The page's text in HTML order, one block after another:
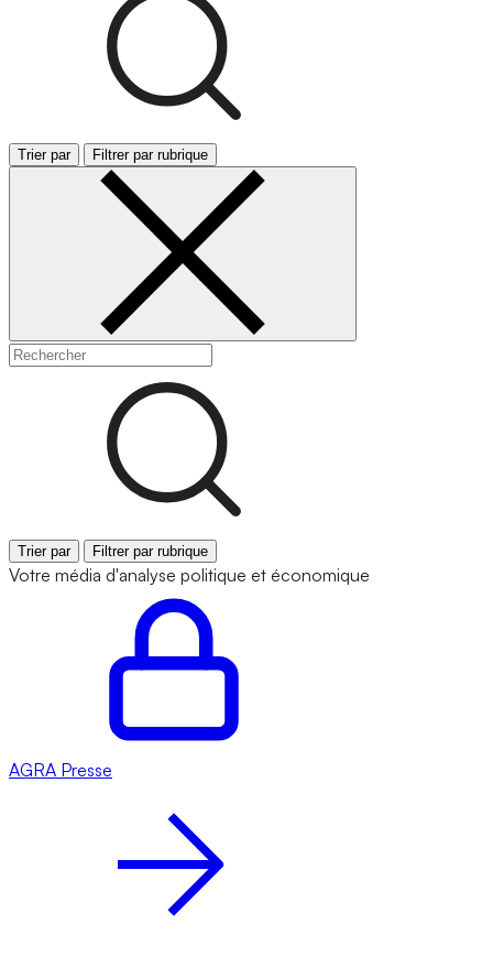
Trier par Filtrer par rubrique
Trier par Filtrer par rubrique
Votre média d'analyse politique et économique
AGRA Presse